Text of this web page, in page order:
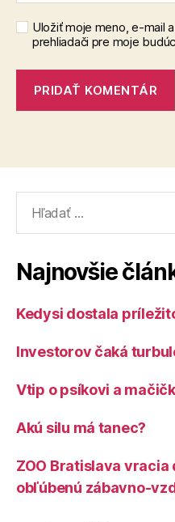
Uložiť moje meno, e-mail
prehliadači pre moje
Najnovšie
Kedysi dostala
Investorov čaká
Vtip o psíkovi a
Akú silu má tanec?
ZOO Bratislava vracia
obľúbenú zábavno-